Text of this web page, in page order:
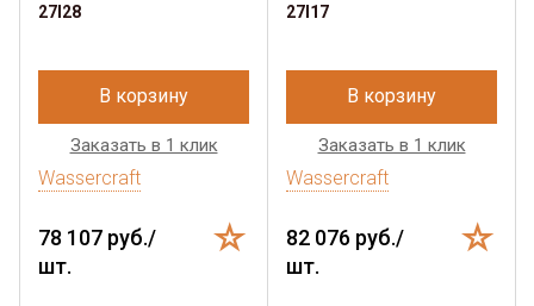
27I28
В корзину
Заказать в 1 клик
Wassercraft
78 107 руб./
шт.
27I17
В корзину
Заказать в 1 клик
Wassercraft
82 076 руб./
шт.